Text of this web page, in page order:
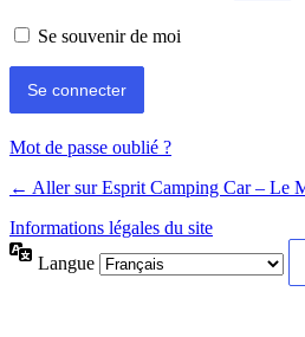
Se souvenir de moi
Mot de passe oublié ?
← Aller sur Esprit Camping Car – Le
Informations légales du site
Langue